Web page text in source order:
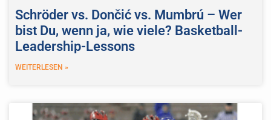
Schröder vs. Dončić vs. Mumbrú – Wer
bist Du, wenn ja, wie viele? Basketball-
Leadership-Lessons
WEITERLESEN »